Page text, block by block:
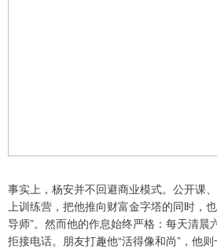
事实上，杨安并不回避商业模式。公开课
上训练营，把他推向财富金字塔的同时，
导师”。然而他的作息始终严格：每天清晨
拒接电话。朋友打趣他“活得像和尚”，他